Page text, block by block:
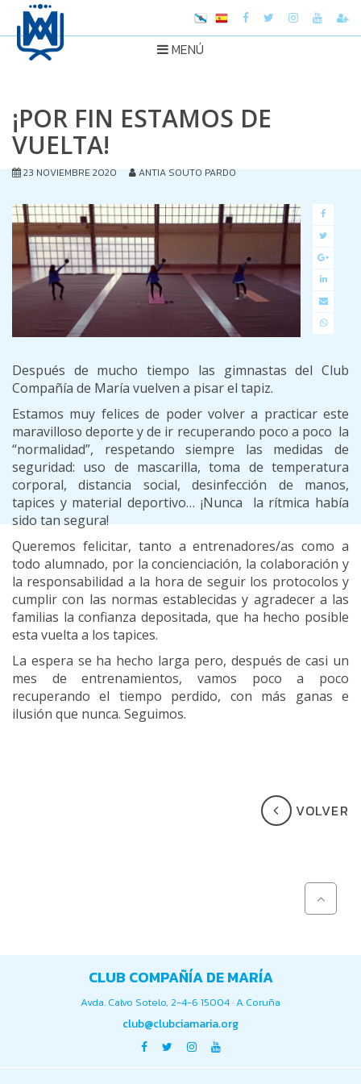
MENÚ
¡POR FIN ESTAMOS DE
VUELTA!
23 NOVIEMBRE 2020 ANTIA SOUTO PARDO
Después de mucho tiempo las gimnastas del Club
Compañía de María vuelven a pisar el tapiz.
Estamos muy felices de poder volver a practicar este
maravilloso deporte y de ir recuperando poco a poco la
“normalidad”, respetando siempre las medidas de
seguridad: uso de mascarilla, toma de temperatura
corporal, distancia social, desinfección de manos,
tapices y material deportivo… ¡Nunca la rítmica había
sido tan segura!
Queremos felicitar, tanto a entrenadores/as como a
todo alumnado, por la concienciación, la colaboración y
la responsabilidad a la hora de seguir los protocolos y
cumplir con las normas establecidas y agradecer a las
familias la confianza depositada, que ha hecho posible
esta vuelta a los tapices.
La espera se ha hecho larga pero, después de casi un
mes de entrenamientos, vamos poco a poco
recuperando el tiempo perdido, con más ganas e
ilusión que nunca. Seguimos.
VOLVER
CLUB COMPAÑÍA DE MARÍA
Avda. Calvo Sotelo, 2-4-6 15004 · A Coruña
club@clubciamaria.org